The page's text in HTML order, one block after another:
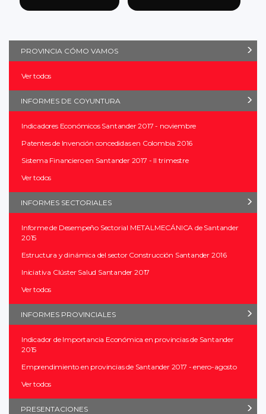
PROVINCIA CÓMO VAMOS
Ver todos
INFORMES DE COYUNTURA
Indicadores Económicos Santander 2017 - noviembre
Patentes de Invención concedidas en Colombia 2016
Sistema Financiero en Santander 2017 - II trimestre
Ver todos
INFORMES SECTORIALES
Informe de Desempeño Sectorial METALMECÁNICA de Santander
2015
Estructura y dinámica del sector Construcción Santander 2016
Iniciativa Clúster Salud Santander 2017
Ver todos
INFORMES PROVINCIALES
Indicador de Importancia Económica en provincias de Santander
2015
Emprendimiento en provincias de Santander 2017 - enero-agosto
Ver todos
PRESENTACIONES